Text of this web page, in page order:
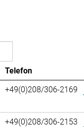
Telefon
+49(0)208/306-2169
+49(0)208/306-2153